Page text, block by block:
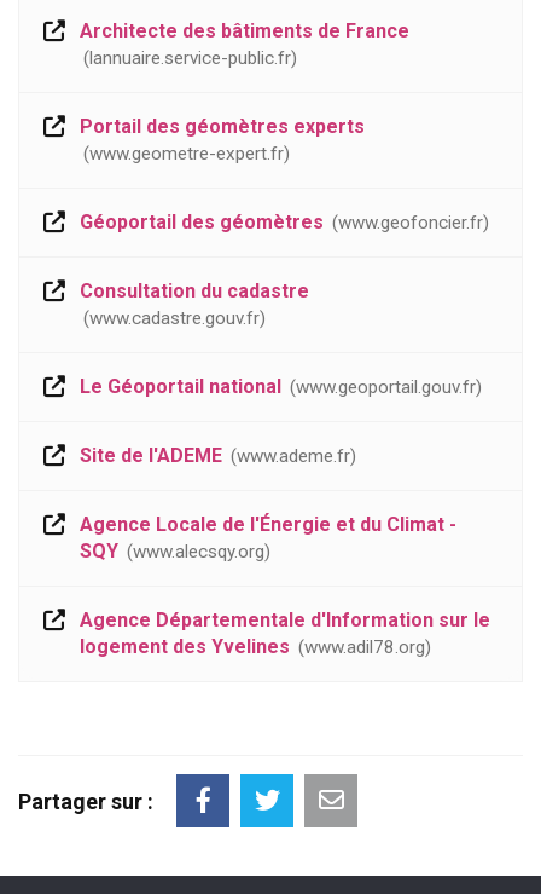
Architecte des bâtiments de France
lannuaire.service-public.fr
Portail des géomètres experts
www.geometre-expert.fr
Géoportail des géomètres www.geofoncier.fr
Consultation du cadastre
www.cadastre.gouv.fr
Le Géoportail national www.geoportail.gouv.fr
Site de l'ADEME www.ademe.fr
Agence Locale de l'Énergie et du Climat -
SQY
www.alecsqy.org
Agence Départementale d'Information sur le
logement des Yvelines
www.adil78.org
Partager sur :